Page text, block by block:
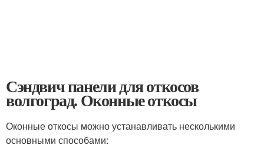
Сэндвич панели для откосов
волгоград. Оконные откосы
Оконные откосы можно устанавливать несколькими
основными способами: